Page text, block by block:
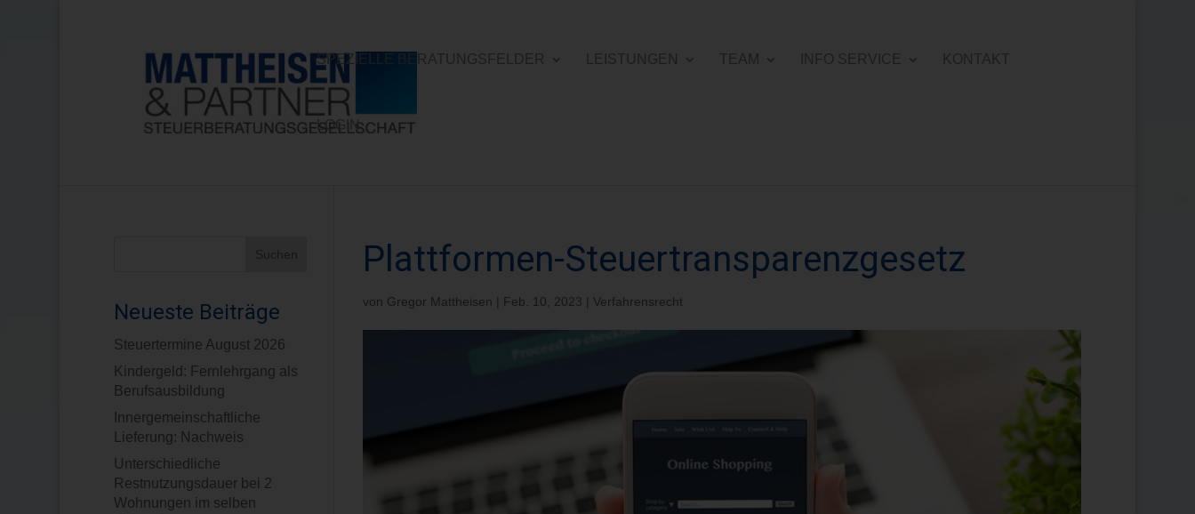
SPEZIELLE BERATUNGSFELDER LEISTUNGEN TEAM INFO SERVICE KONTAKT
LOGIN
Plattformen-Steuertransparenzgesetz
von Gregor Mattheisen Feb. 10, 2023 Verfahrensrecht
Neueste Beiträge
Steuertermine August 2026
Kindergeld: Fernlehrgang als
Berufsausbildung
Innergemeinschaftliche
Lieferung: Nachweis
Unterschiedliche
Restnutzungsdauer bei 2
Wohnungen im selben